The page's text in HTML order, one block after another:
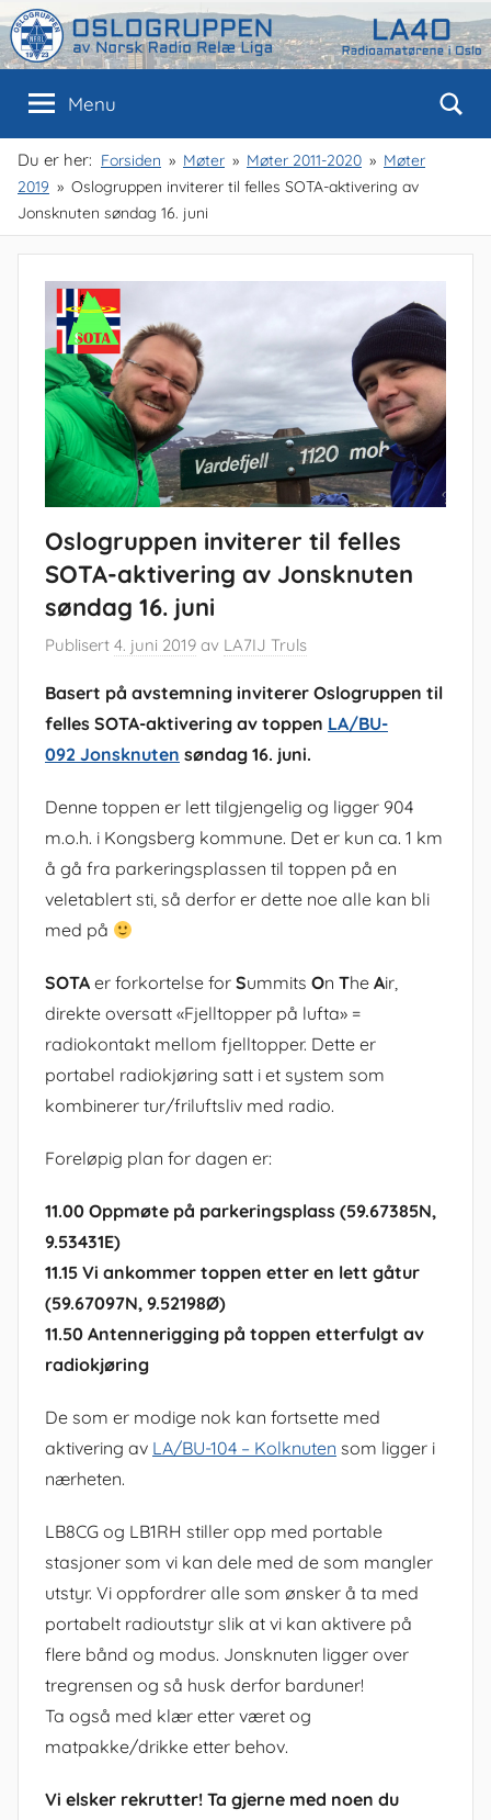
Skip
to
content
Oslogruppen
av
NRRL
Oslo
Menu
Du er her: Forsiden Møter Møter 2011-2020
Møter
2019
Oslogruppen inviterer til felles SOTA-aktivering av
Jonsknuten søndag 16. juni
Oslogruppen inviterer til felles
SOTA-aktivering av Jonsknuten
søndag 16. juni
Publisert 4. juni 2019 av LA7IJ Truls
Basert på avstemning inviterer Oslogruppen til
felles SOTA-aktivering av toppen LA/BU-
092 Jonsknuten søndag 16. juni.
Denne toppen er lett tilgjengelig og ligger 904
m.o.h. i Kongsberg kommune. Det er kun ca. 1 km
å gå fra parkeringsplassen til toppen på en
veletablert sti, så derfor er dette noe alle kan bli
med på
SOTA er forkortelse for Summits On The Air,
direkte oversatt «Fjelltopper på lufta» =
radiokontakt mellom fjelltopper. Dette er
portabel radiokjøring satt i et system som
kombinerer tur/friluftsliv med radio.
Foreløpig plan for dagen er:
11.00 Oppmøte på parkeringsplass (59.67385N,
9.53431E)
11.15 Vi ankommer toppen etter en lett gåtur
(59.67097N, 9.52198Ø)
11.50 Antennerigging på toppen etterfulgt av
radiokjøring
De som er modige nok kan fortsette med
aktivering av LA/BU-104 – Kolknuten som ligger i
nærheten.
LB8CG og LB1RH stiller opp med portable
stasjoner som vi kan dele med de som mangler
utstyr. Vi oppfordrer alle som ønsker å ta med
portabelt radioutstyr slik at vi kan aktivere på
flere bånd og modus. Jonsknuten ligger over
tregrensen og så husk derfor barduner!
Ta også med klær etter været og
matpakke/drikke etter behov.
Vi elsker rekrutter! Ta gjerne med noen du